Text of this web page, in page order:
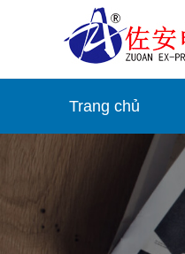
Trang chủ